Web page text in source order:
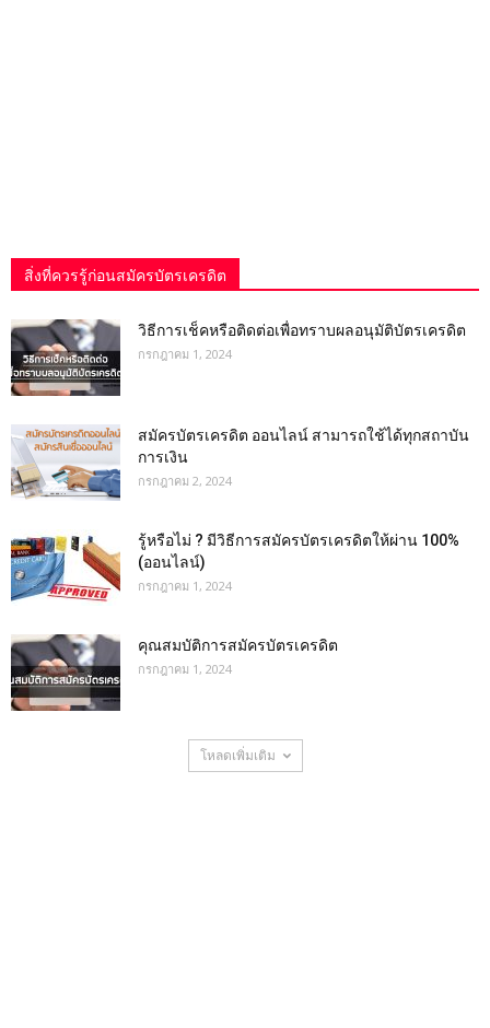
สิ่งที่ควรรู้ก่อนสมัครบัตรเครดิต
วิธีการเช็คหรือติดต่อเพื่อทราบผลอนุมัติบัตรเครดิต
กรกฎาคม 1, 2024
สมัครบัตรเครดิต ออนไลน์ สามารถใช้ได้ทุกสถาบัน
การเงิน
กรกฎาคม 2, 2024
รู้หรือไม่ ? มีวิธีการสมัครบัตรเครดิตให้ผ่าน 100%
(ออนไลน์)
กรกฎาคม 1, 2024
คุณสมบัติการสมัครบัตรเครดิต
กรกฎาคม 1, 2024
โหลดเพิ่มเติม